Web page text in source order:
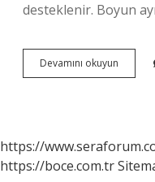
desteklenir. Boyun
Devamını okuyun
Kaç
https://
https://boce.com.tr